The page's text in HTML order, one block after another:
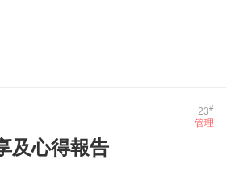
23#
管理
及心得報告